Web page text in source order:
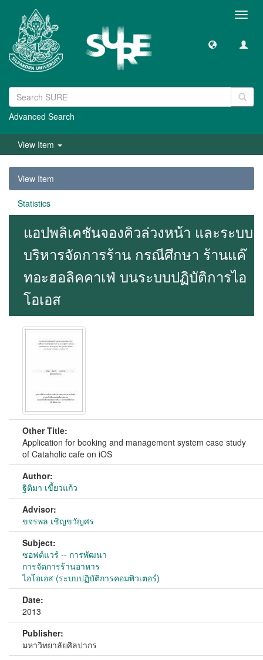
Advanced Search
View Item
View Item
Statistics
แอปพลิเคชันจองคิวล่วงหน้า และระบบ
บริหารจัดการร้าน กรณีศึกษา ร้านแค๊
ทอะฮอลิคคาเฟ่ บนระบบปฏิบัติการไอ
โอเอส
Other Title:
Application for booking and management system case study
of Cataholic cafe on iOS
Author:
ฐิติมา เขี้ยวแก้ว
Advisor:
ขจรพล เชิญขวัญศร
Subject:
ซอฟต์แวร์ -- การพัฒนา
การจัดการร้านอาหาร
ไอโอเอส (ระบบปฏิบัติการคอมพิวเตอร์)
Date:
2013
Publisher:
มหาวิทยาลัยศิลปากร